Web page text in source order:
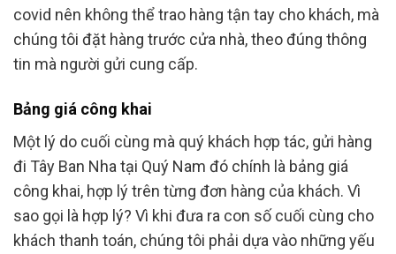
covid nên không thể trao hàng tận tay cho khách, mà
chúng tôi đặt hàng trước cửa nhà, theo đúng thông
tin mà người gửi cung cấp.
Bảng giá công khai
Một lý do cuối cùng mà quý khách hợp tác, gửi hàng
đi Tây Ban Nha tại Quý Nam đó chính là bảng giá
công khai, hợp lý trên từng đơn hàng của khách. Vì
sao gọi là hợp lý? Vì khi đưa ra con số cuối cùng cho
khách thanh toán, chúng tôi phải dựa vào những yếu